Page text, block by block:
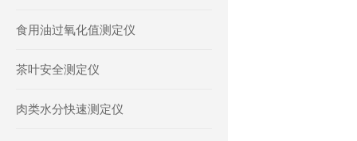
食用油过氧化值测定仪
茶叶安全测定仪
肉类水分快速测定仪